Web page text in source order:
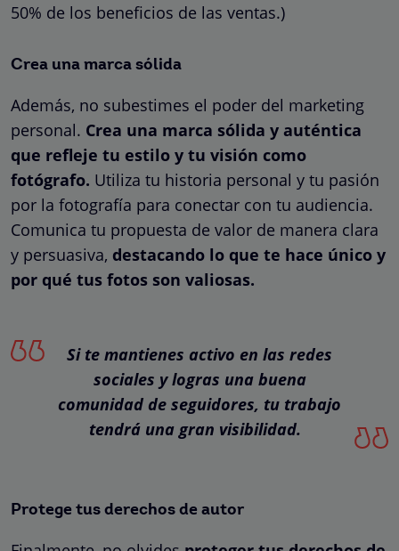
50% de los beneficios de las ventas.)
Crea una marca sólida
Además, no subestimes el poder del marketing
personal. Crea una marca sólida y auténtica
que refleje tu estilo y tu visión como
fotógrafo. Utiliza tu historia personal y tu pasión
por la fotografía para conectar con tu audiencia.
Comunica tu propuesta de valor de manera clara
y persuasiva, destacando lo que te hace único y
por qué tus fotos son valiosas.
Si te mantienes activo en las redes
sociales y logras una buena
comunidad de seguidores, tu trabajo
tendrá una gran visibilidad.
Protege tus derechos de autor